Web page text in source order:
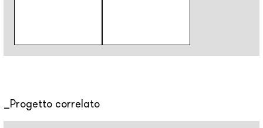
Progetto correlato